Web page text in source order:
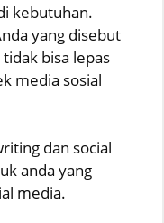
kebutuhan.
yang disebut
bisa lepas
media sosial
dan social
anda yang
media.